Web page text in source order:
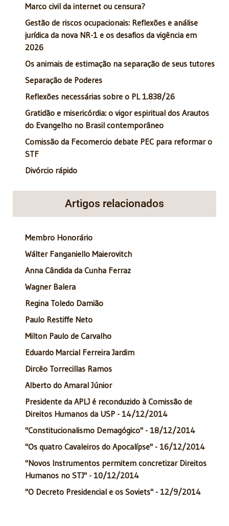
Marco civil da internet ou censura?
Gestão de riscos ocupacionais: Reflexões e análise
jurídica da nova NR-1 e os desafios da vigência em
2026
Os animais de estimação na separação de seus tutores
Separação de Poderes
Reflexões necessárias sobre o PL 1.838/26
Gratidão e misericórdia: o vigor espiritual dos Arautos
do Evangelho no Brasil contemporâneo
Comissão da Fecomercio debate PEC para reformar o
STF
Divórcio rápido
Artigos relacionados
Membro Honorário
Wálter Fanganiello Maierovitch
Anna Cândida da Cunha Ferraz
Wagner Balera
Regina Toledo Damião
Paulo Restiffe Neto
Milton Paulo de Carvalho
Eduardo Marcial Ferreira Jardim
Dircêo Torrecillas Ramos
Alberto do Amaral Júnior
Presidente da APLJ é reconduzido à Comissão de
Direitos Humanos da USP - 14/12/2014
"Constitucionalismo Demagógico" - 18/12/2014
"Os quatro Cavaleiros do Apocalípse" - 16/12/2014
"Novos Instrumentos permitem concretizar Direitos
Humanos no STJ" - 10/12/2014
"O Decreto Presidencial e os Soviets" - 12/9/2014